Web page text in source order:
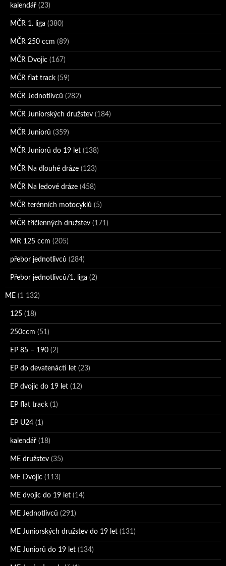
kalendář (23)
MČR 1. liga (380)
MČR 250 ccm (89)
MČR Dvojic (167)
MČR flat track (59)
MČR Jednotlivců (282)
MČR Juniorských družstev (184)
MČR Juniorů (359)
MČR Juniorů do 19 let (138)
MČR Na dlouhé dráze (123)
MČR Na ledové dráze (458)
MČR terénních motocyklů (5)
MČR tříčlenných družstev (171)
MR 125 ccm (205)
přebor jednotlivců (284)
Přebor jednotlivců/1. liga (2)
ME (1 132)
125 (18)
250ccm (51)
EP 85 – 190 (2)
EP do devatenácti let (23)
EP dvojic do 19 let (12)
EP flat track (1)
EP U24 (1)
kalendář (18)
ME družstev (35)
ME Dvojic (113)
ME dvojic do 19 let (14)
ME Jednotlivců (291)
ME Juniorských družstev do 19 let (131)
ME Juniorů do 19 let (134)